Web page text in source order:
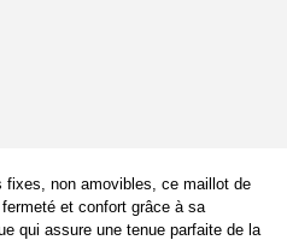
non amovibles, ce maillot de
et confort grâce à sa
qui assure une tenue parfaite de la